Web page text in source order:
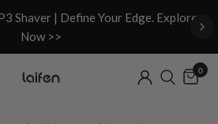
Shaver | Define Your Edge. Explore
Now >>
0